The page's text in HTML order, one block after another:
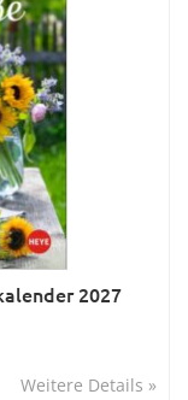
2027
Weitere Details »